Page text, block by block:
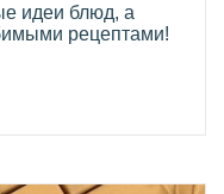
идеи блюд, а
рецептами!